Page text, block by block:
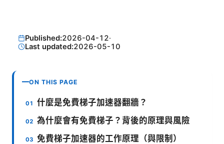
Published:2026-04-12·
Last updated:2026-05-10
ON THIS PAGE
什麼是免費梯子加速器翻牆？
為什麼會有免費梯子？背後的原理與風險
免費梯子加速器的工作原理（與限制）